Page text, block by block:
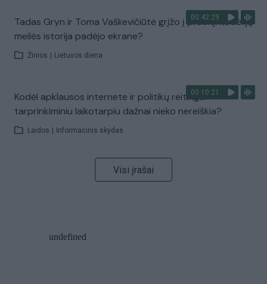
00:42:29
Tadas Gryn ir Toma Vaškevičiūtė grįžo į praeitį: kodėl jų
meilės istorija padėjo ekrane?
Žinios Lietuvos diena
00:10:21
Kodėl apklausos internete ir politikų reitingai
tarprinkiminiu laikotarpiu dažnai nieko nereiškia?
Laidos Informacinis skydas
Visi įrašai